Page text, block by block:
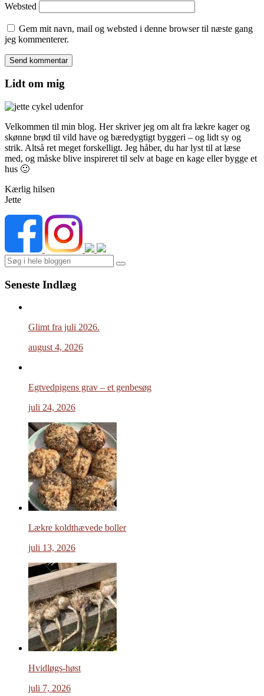
Websted
Gem mit navn, mail og websted i denne browser til næste gang
jeg kommenterer.
Lidt om mig
Velkommen til min blog. Her skriver jeg om alt fra lækre kager og
skønne brød til vild have og bæredygtigt byggeri – og lidt sy og
strik. Altså ret meget forskelligt. Jeg håber, du har lyst til at læse
med, og måske blive inspireret til selv at bage en kage eller bygge et
hus 🙂
Kærlig hilsen
Jette
Search
Seneste Indlæg
Glimt fra juli 2026.
august 4, 2026
Egtvedpigens grav – et genbesøg
juli 24, 2026
Lækre koldthævede boller
juli 13, 2026
Hvidløgs-høst
juli 7, 2026